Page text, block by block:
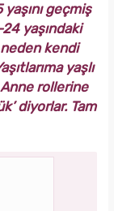
yaşını geçmiş
yaşındaki
kendi
yaşlı
rollerine
diyorlar. Tam